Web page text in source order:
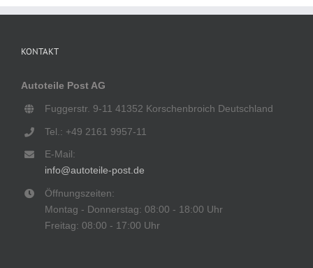
KONTAKT
Autoteile Post AG
Fuggerstr. 9-11 41352 Korschenbroich Deutschland
Tel.: +49 2161 9957-11
E-Mail:
info@autoteile-post.de
Öffnungszeiten:
Montag - Donnerstag: 08:00 - 18:00 Uhr
Freitag: 08:00 - 17:00 Uhr